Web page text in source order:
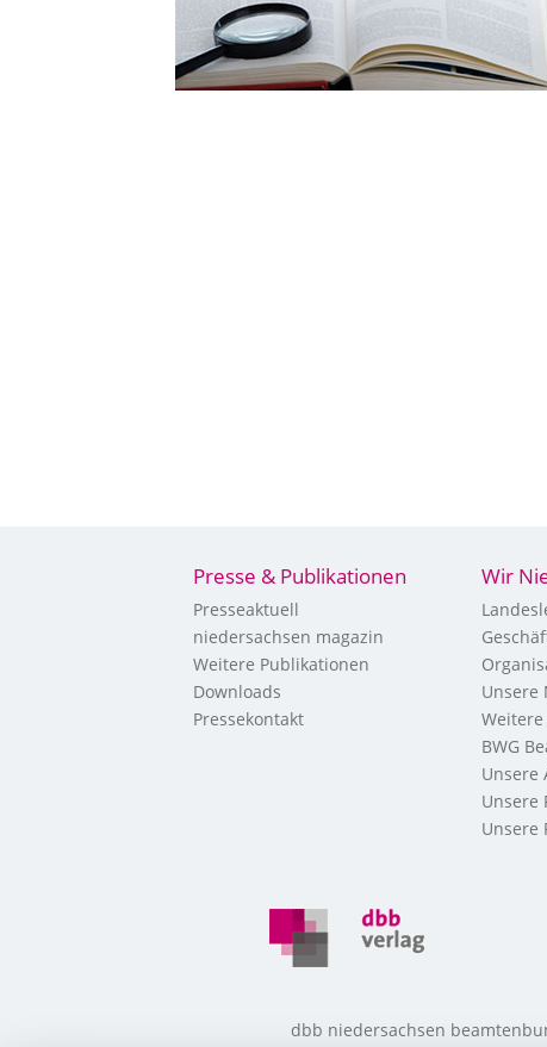
Presse & Publikationen
Presseaktuell
niedersachsen magazin
Weitere Publikationen
Downloads
Pressekontakt
Wir
Unsere
BWG
Unsere
Unsere
Unsere
dbb niedersachsen